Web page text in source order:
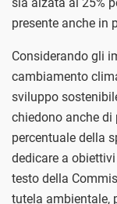
sia alzata al 25%
presente anche in
Considerando gli
cambiamento
sviluppo
chiedono anche di
percentuale della
dedicare a
testo della
tutela ambientale,